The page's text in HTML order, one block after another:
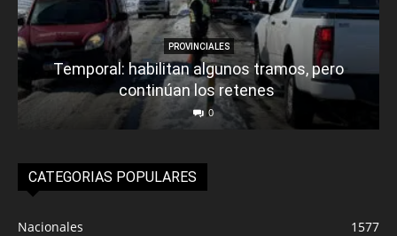
PROVINCIALES
Temporal: habilitan algunos tramos, pero
continúan los retenes
0
CATEGORIAS POPULARES
Nacionales
1577